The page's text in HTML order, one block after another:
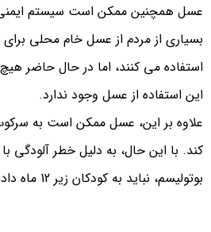
عسل همچنین ممکن است سیستم
بسیاری از مردم از عسل خام محلی
استفاده می کنند، اما در حال حاضر
این استفاده از عسل وجود ندارد.
علاوه بر این، عسل ممکن است به
کند. با این حال، به دلیل خطر آلودگی
بوتولیسم، نباید به کودکان زیر 12 ماه داده شود.